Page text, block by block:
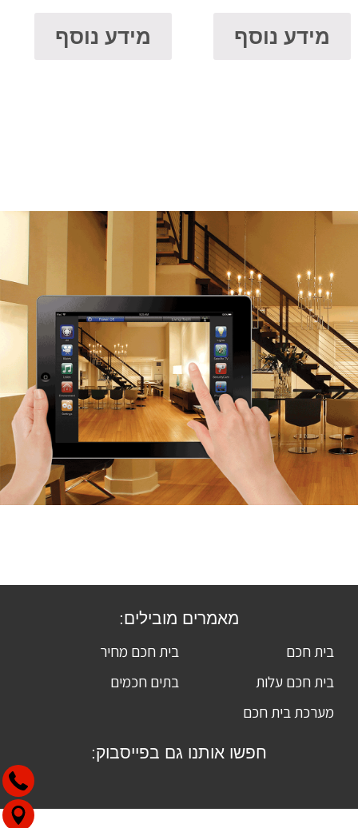
מידע נוסף מידע נוסף
מאמרים מובילים:
בית חכם
בית חכם מחיר
בית חכם עלות
בתים חכמים
מערכת בית חכם
חפשו אותנו גם בפייסבוק: